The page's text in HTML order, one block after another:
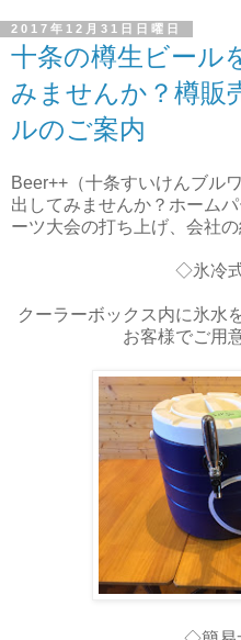
2017年12月31日日曜日
十条の樽生ビール
みませんか？樽販
ルのご案内
Beer++（十条すいけんブル
出してみませんか？ホーム
ーツ大会の打ち上げ、会社
◇氷冷
クーラーボックス内に氷水
お客様でご用